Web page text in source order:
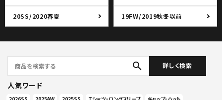
20SS/2020春夏 19FW/2019秋冬以前
search 詳しく検索
人気ワード